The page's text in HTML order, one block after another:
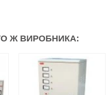
Ж ВИРОБНИКА: